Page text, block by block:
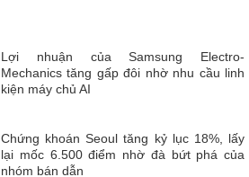
Lợi nhuận của Samsung Electro-
Mechanics tăng gấp đôi nhờ nhu cầu linh
kiện máy chủ AI
Chứng khoán Seoul tăng kỷ lục 18%, lấy
lại mốc 6.500 điểm nhờ đà bứt phá của
nhóm bán dẫn